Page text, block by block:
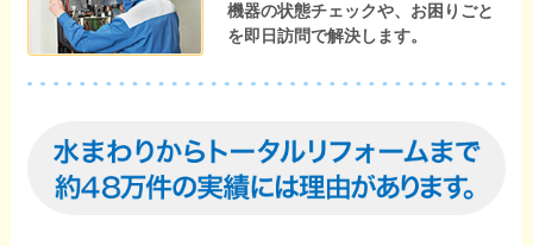
機器の状態チェックや、お困りごと
を即日訪問で解決します。